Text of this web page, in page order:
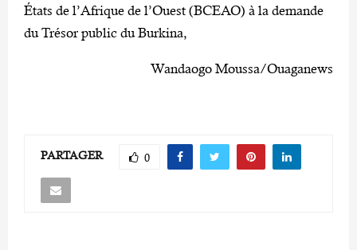
États de l’Afrique de l’Ouest (BCEAO) à la demande
du Trésor public du Burkina,
Wandaogo Moussa/Ouaganews
PARTAGER 0